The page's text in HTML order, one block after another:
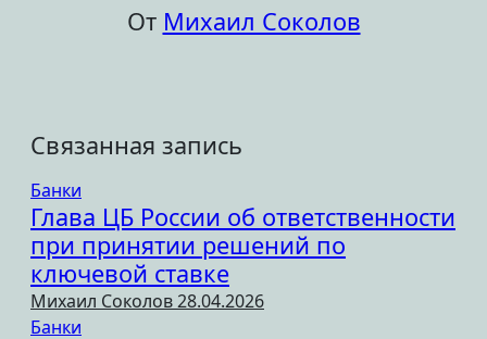
От Михаил Соколов
Связанная запись
Банки
Глава ЦБ России об ответственности
при принятии решений по
ключевой ставке
Михаил Соколов28.04.2026
Банки